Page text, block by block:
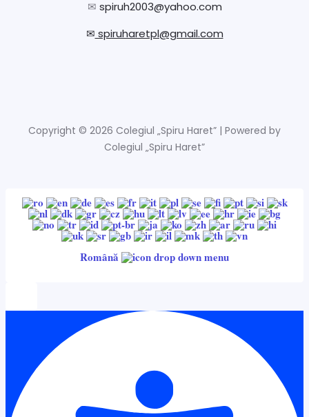
✉ spiruh2003@yahoo.com
✉ spiruharetpl@gmail.com
Copyright © 2026 Colegiul „Spiru Haret” | Powered by
Colegiul „Spiru Haret”
Română